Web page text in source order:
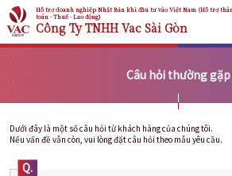
Hỗ trợ doanh nghiệp Nhật Bản khi đầu tư vào Việt Nam (Hỗ trợ
toán - Thuế - Lao động)
Công Ty TNHH Vac Sài Gòn
Câu hỏi thường gặp
Dưới đây là một số câu hỏi từ khách hàng của chúng tôi.
Nếu vấn đề vẫn còn, vui lòng đặt câu hỏi theo mẫu yêu cầu.
Q.